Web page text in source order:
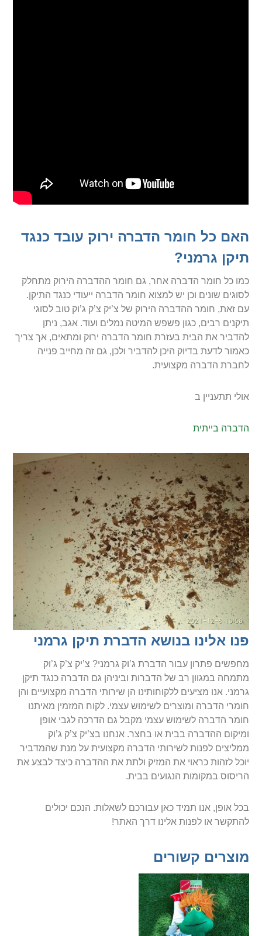
האם כל חומר הדברה ירוק עובד כנגד
תיקן גרמני?
כמו כל חומר הדברה אחר, גם חומר ההדברה הירוק מתחלק
לסוגים שונים וכן יש למצוא חומר הדברה ייעודי כנגד התיקן.
עם זאת, חומר ההדברה הירוק של צ’יק צ’ק ג’וק טוב לסוגי
תיקנים רבים, כגון פשפש המיטה נמלים ועוד. אגב, ניתן
להדביר את הבית בעזרת חומר הדברה ירוק ומתאים, אך צריך
כאמור לדעת בדיוק היכן להדביר ולכן, גם זה מחייב פנייה
לחברת הדברה מקצועית.
אולי תתעניין ב
הדברה בייתית
פנו אלינו בנושא הדברת תיקן גרמני
מחפשים פתרון עבור הדברת ג’וק גרמני? צ’יק צ’ק ג’וק
מתמחה במגוון רב של הדברות וביניהן גם הדברה כנגד תיקן
גרמני. אנו מציעים ללקוחותינו הן שירותי הדברה מקצועיים והן
חומרי הדברה ומוצרים לשימוש עצמי. לקוח המזמין מאיתנו
חומר הדברה לשימוש עצמי מקבל גם הדרכה לגבי אופן
ומיקום ההדברה בבית או בחצר. אנחנו בצ’יק צ’ק ג’וק
ממליצים לפנות לשירותי הדברה מקצועית על מנת שהמדביר
יוכל לזהות כראוי את המזיק ולתת את ההדברה כיצד לבצע את
הריסוס במקומות הנגועים בבית.
בכל אופן, אנו תמיד כאן עבורכם לשאלות. הנכם יכולים
להתקשר או לפנות אלינו דרך האתר!
מוצרים קשורים